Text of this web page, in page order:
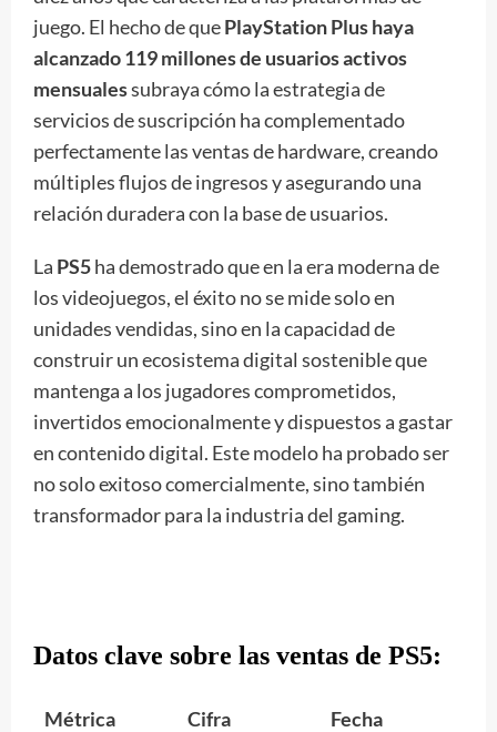
juego. El hecho de quePlayStation Plus haya
alcanzado 119 millones de usuarios activos
mensualessubraya cómo la estrategia de
servicios de suscripción ha complementado
perfectamente las ventas de hardware, creando
múltiples flujos de ingresos y asegurando una
relación duradera con la base de usuarios.
La PS5ha demostrado que en la era moderna de
los videojuegos, el éxito no se mide solo en
unidades vendidas, sino en la capacidad de
construir un ecosistema digital sostenible que
mantenga a los jugadores comprometidos,
invertidos emocionalmente y dispuestos a gastar
en contenido digital. Este modelo ha probado ser
no solo exitoso comercialmente, sino también
transformador para la industria del gaming.
Datos clave sobre las ventas de PS5:
Métrica Cifra Fecha